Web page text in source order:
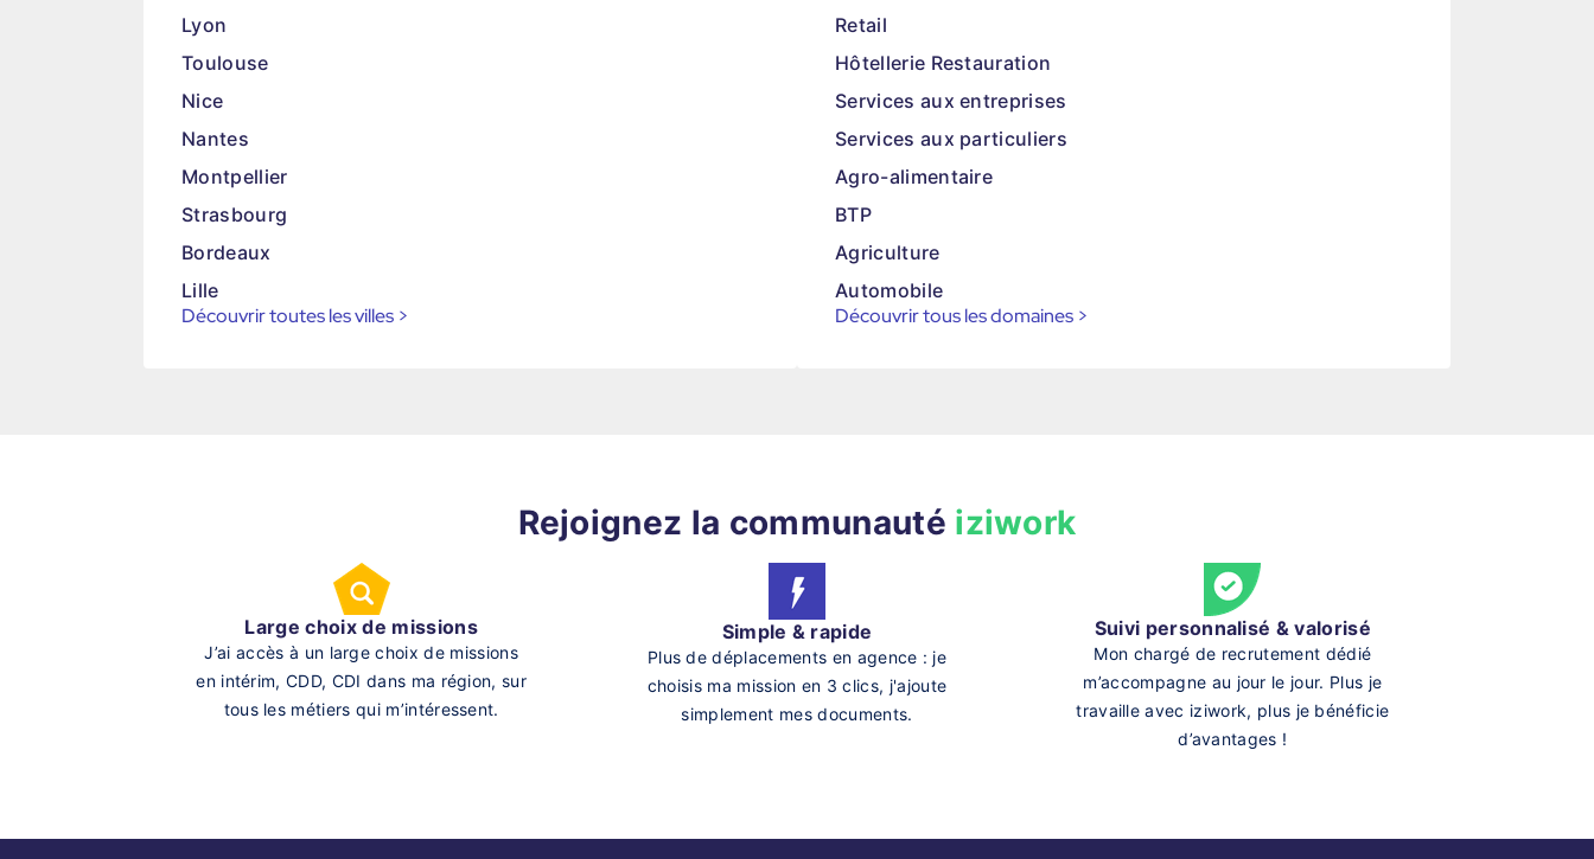
Lyon
Toulouse
Nice
Nantes
Montpellier
Strasbourg
Bordeaux
Lille
Découvrir toutes les villes >
Retail
Hôtellerie Restauration
Services aux entreprises
Services aux particuliers
Agro-alimentaire
BTP
Agriculture
Automobile
Découvrir tous les domaines >
Rejoignez la communauté iziwork
Large choix de missions
J’ai accès à un large choix de missions
en intérim, CDD, CDI dans ma région, sur
tous les métiers qui m’intéressent.
Simple & rapide
Plus de déplacements en agence : je
choisis ma mission en 3 clics, j'ajoute
simplement mes documents.
Suivi personnalisé & valorisé
Mon chargé de recrutement dédié
m’accompagne au jour le jour. Plus je
travaille avec iziwork, plus je bénéficie
d’avantages !